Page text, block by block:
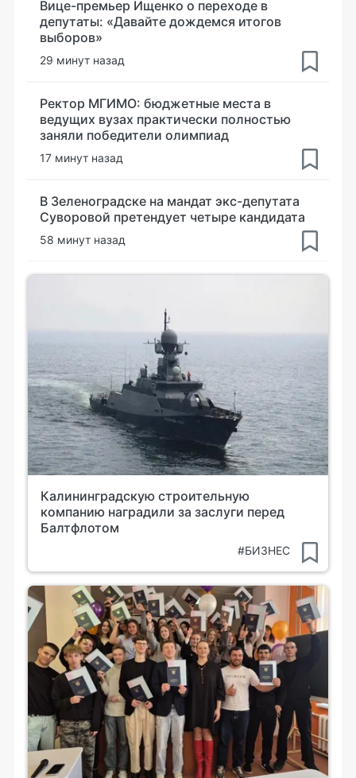
Вице-премьер Ищенко о переходе в
депутаты: «Давайте дождемся итогов
выборов»
29 минут назад
Ректор МГИМО: бюджетные места в
ведущих вузах практически полностью
заняли победители олимпиад
17 минут назад
В Зеленоградске на мандат экс-депутата
Суворовой претендует четыре кандидата
58 минут назад
Калининградскую строительную
компанию наградили за заслуги перед
Балтфлотом
#БИЗНЕС